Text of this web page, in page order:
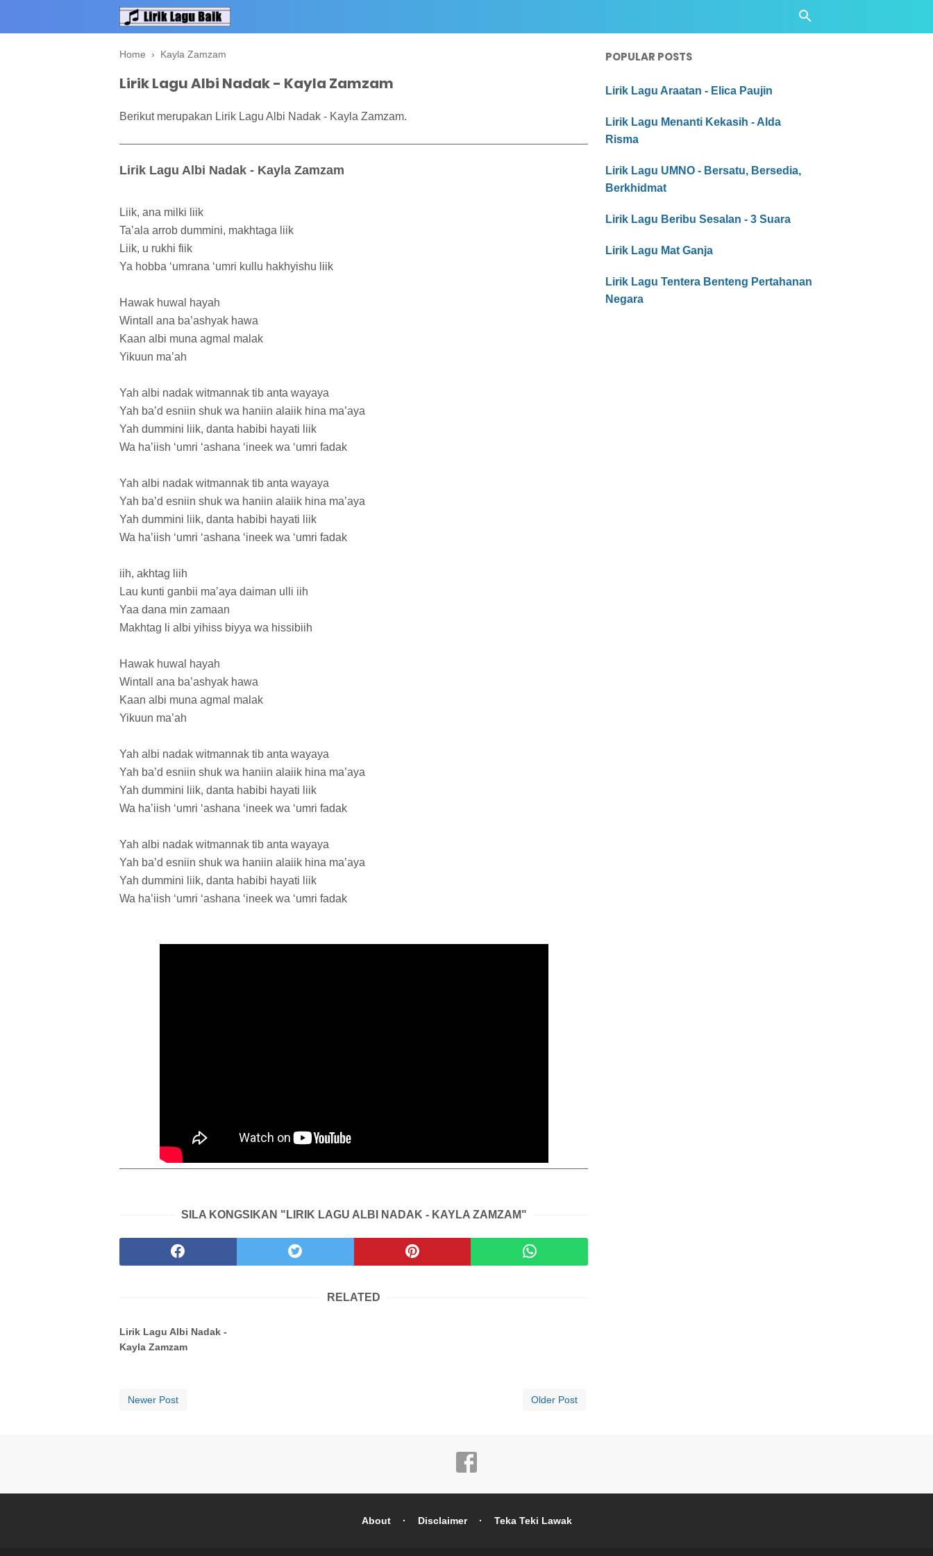
Home › Kayla Zamzam
Lirik Lagu Albi Nadak - Kayla Zamzam
Berikut merupakan Lirik Lagu Albi Nadak - Kayla Zamzam.
Lirik Lagu Albi Nadak - Kayla Zamzam
Liik, ana milki liik
Ta’ala arrob dummini, makhtaga liik
Liik, u rukhi fiik
Ya hobba ‘umrana ‘umri kullu hakhyishu liik
Hawak huwal hayah
Wintall ana ba’ashyak hawa
Kaan albi muna agmal malak
Yikuun ma’ah
Yah albi nadak witmannak tib anta wayaya
Yah ba’d esniin shuk wa haniin alaiik hina ma’aya
Yah dummini liik, danta habibi hayati liik
Wa ha’iish ‘umri ‘ashana ‘ineek wa ‘umri fadak
Yah albi nadak witmannak tib anta wayaya
Yah ba’d esniin shuk wa haniin alaiik hina ma’aya
Yah dummini liik, danta habibi hayati liik
Wa ha’iish ‘umri ‘ashana ‘ineek wa ‘umri fadak
iih, akhtag liih
Lau kunti ganbii ma’aya daiman ulli iih
Yaa dana min zamaan
Makhtag li albi yihiss biyya wa hissibiih
Hawak huwal hayah
Wintall ana ba’ashyak hawa
Kaan albi muna agmal malak
Yikuun ma’ah
Yah albi nadak witmannak tib anta wayaya
Yah ba’d esniin shuk wa haniin alaiik hina ma’aya
Yah dummini liik, danta habibi hayati liik
Wa ha’iish ‘umri ‘ashana ‘ineek wa ‘umri fadak
Yah albi nadak witmannak tib anta wayaya
Yah ba’d esniin shuk wa haniin alaiik hina ma’aya
Yah dummini liik, danta habibi hayati liik
Wa ha’iish ‘umri ‘ashana ‘ineek wa ‘umri fadak
SILA KONGSIKAN "LIRIK LAGU ALBI NADAK - KAYLA ZAMZAM"
RELATED
Lirik Lagu Albi Nadak -
Kayla Zamzam
Newer Post Older Post
POPULAR POSTS
Lirik Lagu Araatan - Elica Paujin
Lirik Lagu Menanti Kekasih - Alda
Risma
Lirik Lagu UMNO - Bersatu, Bersedia,
Berkhidmat
Lirik Lagu Beribu Sesalan - 3 Suara
Lirik Lagu Mat Ganja
Lirik Lagu Tentera Benteng Pertahanan
Negara
About Disclaimer Teka Teki Lawak